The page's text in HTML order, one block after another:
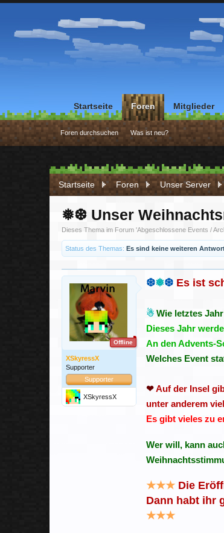
Startseite Foren Unser Server
❅❆ Unser
Dieses Thema im Forum 'Abgeschlossene Events /
Status des Themas: Es sind keine weiteren
Offline
XSkyressX
Supporter
Supporter
XSkyressX
❆❅❆ Es ist
☃ Wie letztes
Dieses Jahr
An den Advents-
Welches Event
❤Auf der Insel
unter anderem
Es gibt vieles zu
Wer will, kann
★★★ Die
Dann habt ihr
★★★
Startseite Foren
Foren durchsuchen Was ist neu?
Mitglieder